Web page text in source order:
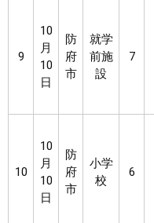
9
10
月
10
日
防
府
市
就学
前施
設
7
10
10
月
10
日
防
府
市
小学
校
6